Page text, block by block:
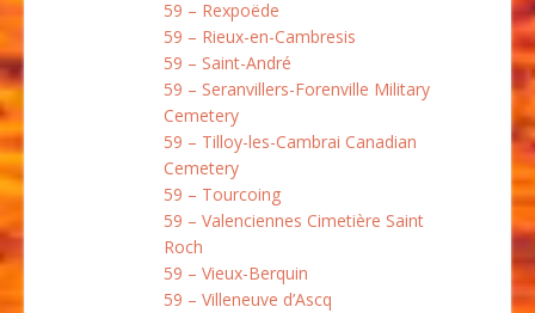
59 – Rexpoëde
59 – Rieux-en-Cambresis
59 – Saint-André
59 – Seranvillers-Forenville Military
Cemetery
59 – Tilloy-les-Cambrai Canadian
Cemetery
59 – Tourcoing
59 – Valenciennes Cimetière Saint
Roch
59 – Vieux-Berquin
59 – Villeneuve d’Ascq